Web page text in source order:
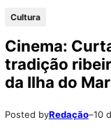
Cultura
Cinema:
tradição
da Ilha do
Posted byRedação–10